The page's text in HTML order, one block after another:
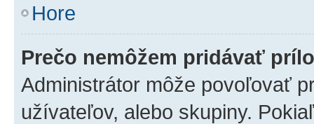
Hore
Prečo nemôžem pridávať
Administrátor môže povoľovať
užívateľov, alebo skupiny.